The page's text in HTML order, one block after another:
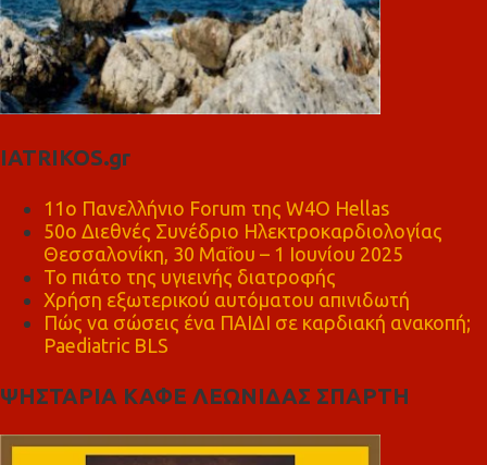
IATRIKOS.gr
11ο Πανελλήνιο Forum της W4O Hellas
50ο Διεθνές Συνέδριο Ηλεκτροκαρδιολογίας
Θεσσαλονίκη, 30 Μαΐου – 1 Ιουνίου 2025
Το πιάτο της υγιεινής διατροφής
Χρήση εξωτερικού αυτόματου απινιδωτή
Πώς να σώσεις ένα ΠΑΙΔΙ σε καρδιακή ανακοπή;
Paediatric BLS
ΨΗΣΤΑΡΙΑ ΚΑΦΕ ΛΕΩΝΙΔΑΣ ΣΠΑΡΤΗ